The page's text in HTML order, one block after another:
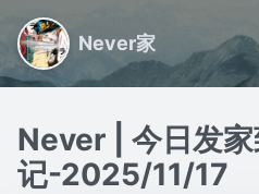
Never家
📝 文章
Never | 今日发
记-2025/11/17